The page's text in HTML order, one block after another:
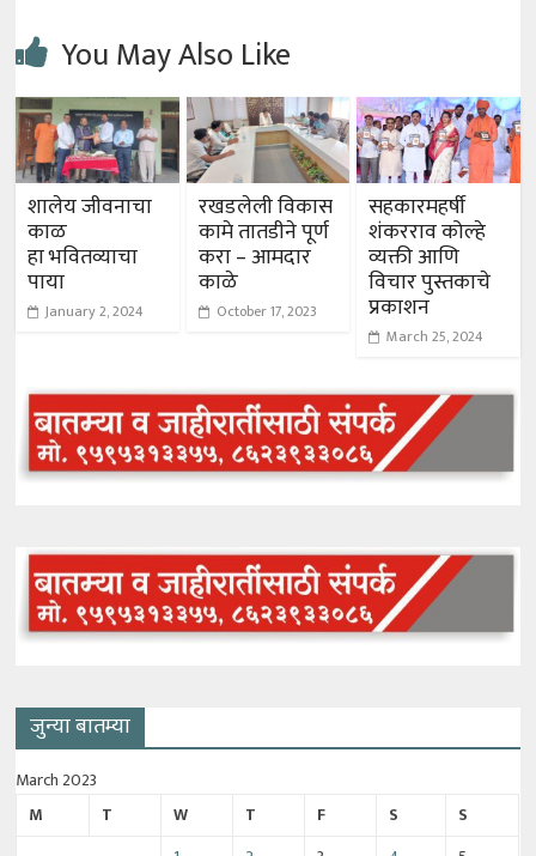
You May Also Like
शालेय जीवनाचा
काळ
हा भवितव्याचा
पाया
January 2, 2024
रखडलेली विकास
कामे तातडीने पूर्ण
करा – आमदार
काळे
October 17, 2023
सहकारमहर्षी
शंकरराव कोल्हे
व्यक्ती आणि
विचार पुस्तकाचे
प्रकाशन
March 25, 2024
जुन्या बातम्या
March 2023
M
T W T F S
S